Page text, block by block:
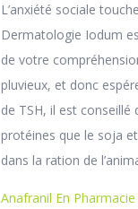
L’anxiété sociale
Dermatologie Iodum
de votre
pluvieux, et donc
de TSH, il est
protéines que le soja
dans la ration de
Anafranil En